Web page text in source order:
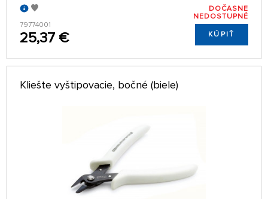
79774001
25,37 €
DOČASNE
NEDOSTUPNÉ
KÚPIŤ
Kliešte vyštipovacie, bočné (biele)